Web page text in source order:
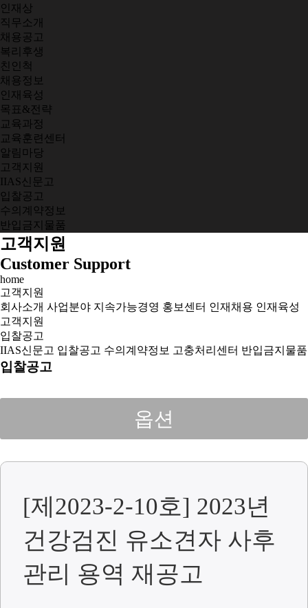
인재상
직무소개
채용공고
복리후생
친인척
채용정보
인재육성
목표&전략
교육과정
교육훈련센터
알림마당
고객지원
IIAS신문고
입찰공고
수의계약정보
반입금지물품
고객지원
Customer Support
home
고객지원
회사소개 사업분야 지속가능경영 홍보센터 인재채용 인재육성
고객지원
입찰공고
IIAS신문고 입찰공고 수의계약정보 고충처리센터 반입금지물품
입찰공고
옵션
[제2023-2-10호] 2023년
건강검진 유소견자 사후
관리 용역 재공고